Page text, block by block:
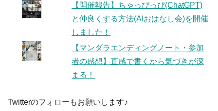
【開催報告】ちゃっぴっぴ(ChatGPT)
と仲良くする方法(AIおはなし会)を開催
しました！
【マンダラエンディングノート・参加
者の感想】直感で書くから気づきが深
まる！
Twitterのフォローもお願いします♪